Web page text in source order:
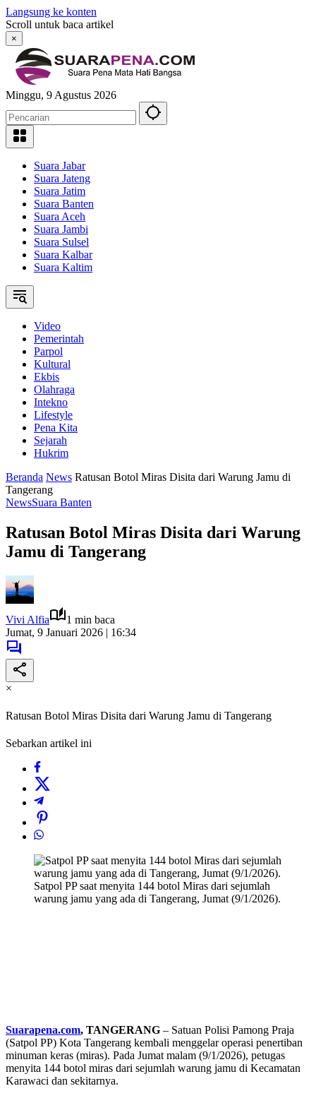
Langsung ke konten
Scroll untuk baca artikel
×
Minggu, 9 Agustus 2026
Suara Jabar
Suara Jateng
Suara Jatim
Suara Banten
Suara Aceh
Suara Jambi
Suara Sulsel
Suara Kalbar
Suara Kaltim
Video
Pemerintah
Parpol
Kultural
Ekbis
Olahraga
Intekno
Lifestyle
Pena Kita
Sejarah
Hukrim
Beranda News Ratusan Botol Miras Disita dari Warung Jamu di
Tangerang
NewsSuara Banten
Ratusan Botol Miras Disita dari Warung
Jamu di Tangerang
Vivi Alfia
1 min baca
Jumat, 9 Januari 2026 | 16:34
×
Ratusan Botol Miras Disita dari Warung Jamu di Tangerang
Sebarkan artikel ini
Satpol PP saat menyita 144 botol Miras dari sejumlah
warung jamu yang ada di Tangerang, Jumat (9/1/2026).
Suarapena.com, TANGERANG – Satuan Polisi Pamong Praja
(Satpol PP) Kota Tangerang kembali menggelar operasi penertiban
minuman keras (miras). Pada Jumat malam (9/1/2026), petugas
menyita 144 botol miras dari sejumlah warung jamu di Kecamatan
Karawaci dan sekitarnya.